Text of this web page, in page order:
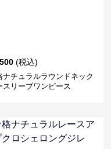
(税込)
ナチュラルラウンドネック
スリーブワンピース